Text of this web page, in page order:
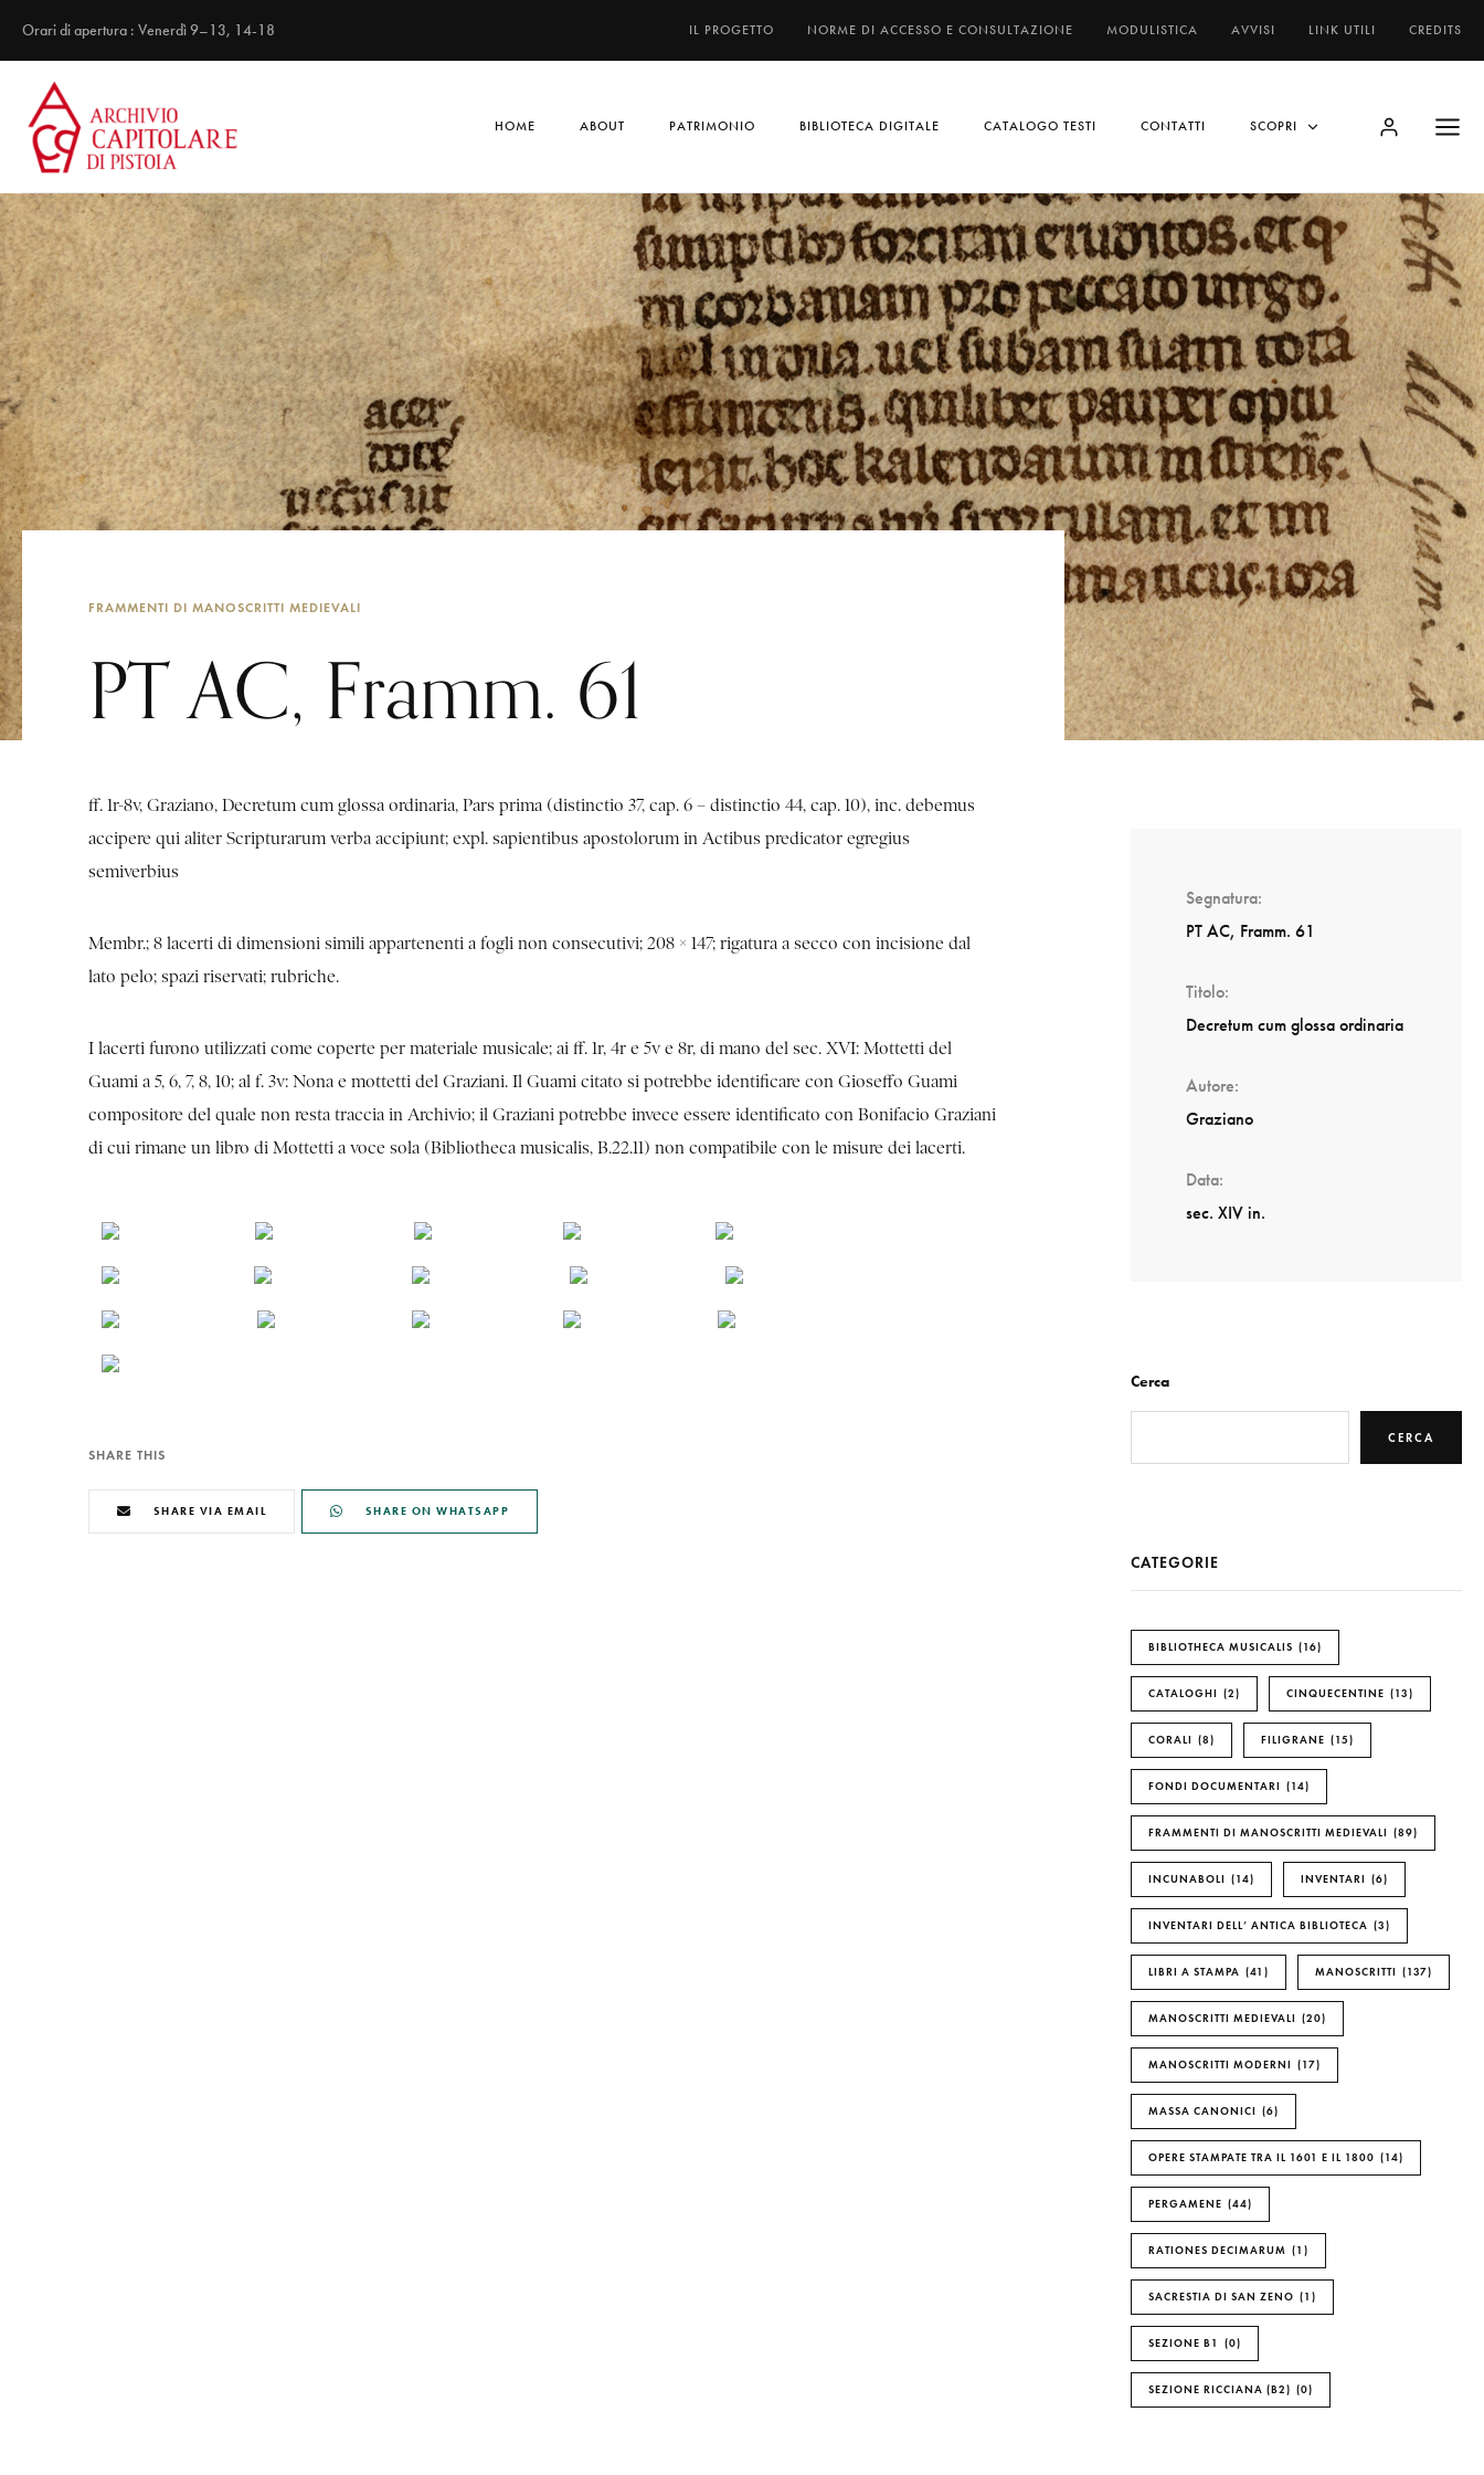
Orari di apertura : Venerdì 9–13, 14-18 IL PROGETTO NORME DI ACCESSO E CONSULTAZIONE MODULISTICA AVVISI LINK UTILI CREDITS
HOME ABOUT PATRIMONIO BIBLIOTECA DIGITALE CATALOGO TESTI CONTATTI SCOPRI
FRAMMENTI DI MANOSCRITTI MEDIEVALI
PT AC, Framm. 61
ff. 1r-8v, Graziano, Decretum cum glossa ordinaria, Pars prima (distinctio 37, cap. 6 – distinctio 44, cap. 10), inc. debemus
accipere qui aliter Scripturarum verba accipiunt; expl. sapientibus apostolorum in Actibus predicator egregius
semiverbius
Membr.; 8 lacerti di dimensioni simili appartenenti a fogli non consecutivi; 208 × 147; rigatura a secco con incisione dal
lato pelo; spazi riservati; rubriche.
I lacerti furono utilizzati come coperte per materiale musicale; ai ff. 1r, 4r e 5v e 8r, di mano del sec. XVI: Mottetti del
Guami a 5, 6, 7, 8, 10; al f. 3v: Nona e mottetti del Graziani. Il Guami citato si potrebbe identificare con Gioseffo Guami
compositore del quale non resta traccia in Archivio; il Graziani potrebbe invece essere identificato con Bonifacio Graziani
di cui rimane un libro di Mottetti a voce sola (Bibliotheca musicalis, B.22.11) non compatibile con le misure dei lacerti.
SHARE THIS
SHARE VIA EMAIL SHARE ON WHATSAPP
Segnatura
PT AC, Framm. 61
Titolo
Decretum cum glossa ordinaria
Autore
Graziano
Data
sec. XIV in.
Cerca
CERCA
CATEGORIE
BIBLIOTHECA MUSICALIS 16
CATALOGHI 2 CINQUECENTINE 13
CORALI 8 FILIGRANE 15
FONDI DOCUMENTARI 14
FRAMMENTI DI MANOSCRITTI MEDIEVALI 89
INCUNABOLI 14 INVENTARI 6
INVENTARI DELL’ ANTICA BIBLIOTECA 3
LIBRI A STAMPA 41 MANOSCRITTI 137
MANOSCRITTI MEDIEVALI 20
MANOSCRITTI MODERNI 17
MASSA CANONICI 6
OPERE STAMPATE TRA IL 1601 E IL 1800 14
PERGAMENE 44
RATIONES DECIMARUM 1
SACRESTIA DI SAN ZENO 1
SEZIONE B1 0
SEZIONE RICCIANA (B2) 0